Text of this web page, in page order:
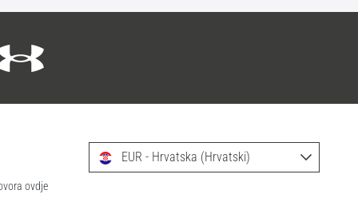
ovdje
EUR - Hrvatska (Hrvatski)